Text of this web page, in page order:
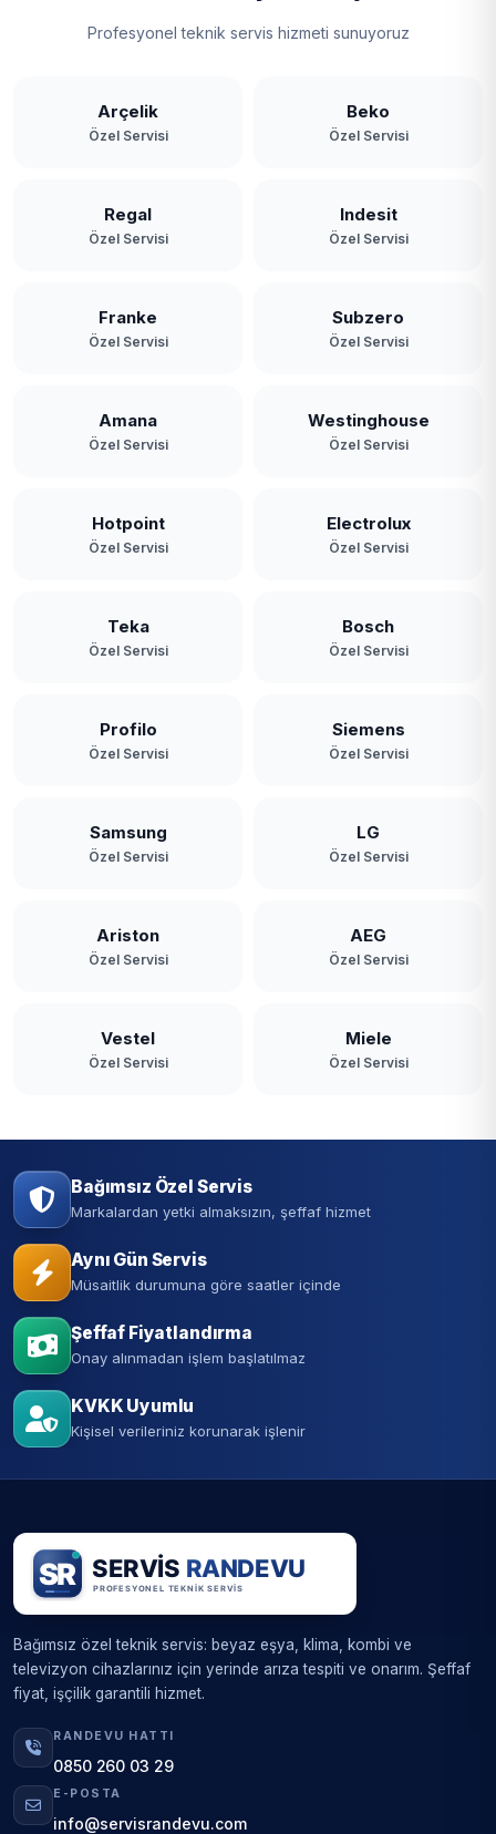
Profesyonel teknik servis hizmeti sunuyoruz
Arçelik
Özel Servisi
Beko
Özel Servisi
Regal
Özel Servisi
Indesit
Özel Servisi
Franke
Özel Servisi
Subzero
Özel Servisi
Amana
Özel Servisi
Westinghouse
Özel Servisi
Hotpoint
Özel Servisi
Electrolux
Özel Servisi
Teka
Özel Servisi
Bosch
Özel Servisi
Profilo
Özel Servisi
Siemens
Özel Servisi
Samsung
Özel Servisi
LG
Özel Servisi
Ariston
Özel Servisi
AEG
Özel Servisi
Vestel
Özel Servisi
Miele
Özel Servisi
Bağımsız Özel Servis
Markalardan yetki almaksızın, şeffaf hizmet
Aynı Gün Servis
Müsaitlik durumuna göre saatler içinde
Şeffaf Fiyatlandırma
Onay alınmadan işlem başlatılmaz
KVKK Uyumlu
Kişisel verileriniz korunarak işlenir
Bağımsız özel teknik servis: beyaz eşya, klima, kombi ve
televizyon cihazlarınız için yerinde arıza tespiti ve onarım. Şeffaf
fiyat, işçilik garantili hizmet.
RANDEVU HATTI
0850 260 03 29
E-POSTA
info@servisrandevu.com